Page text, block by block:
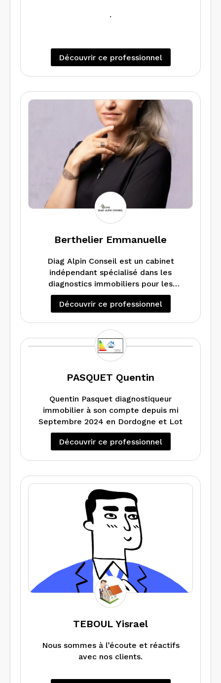
.
Découvrir ce professionnel
Berthelier Emmanuelle
Diag Alpin Conseil est un cabinet
indépendant spécialisé dans les
diagnostics immobiliers pour les
particuliers, les collectivités et les
professionnels . Basé à La Mure (38),
Matheysine, Trièves, Oisans et environs.
Nous réalisons les diagnostics
nécessaires à la vente ou la location de
vos biens (logement ou local
d’activité). Nos prestations incluent :
DPE, diagnostics amiante / plomb /
électricité, état des risques et
pollutions ERP, mesurage. Pourquoi
nous choisir ? Diagnostiqueur certifié et
assuré. À l’écoute de vos besoins
réduits en fonction du nombre de
diagnostics selon le type de bien.
Découvrir ce professionnel
PASQUET Quentin
Quentin Pasquet diagnostiqueur
immobilier à son compte depuis mi
Septembre 2024 en Dordogne et Lot
Découvrir ce professionnel
TEBOUL Yisrael
Nous sommes à l’écoute et réactifs
avec nos clients.